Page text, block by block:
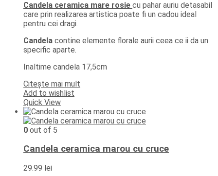
Candela ceramica mare rosie cu pahar auriu detasabil
care prin realizarea artistica poate fi un cadou ideal
pentru cei dragi.
Candela contine elemente florale aurii ceea ce ii da un
specific aparte.
Inaltime candela 17,5cm
Citește mai mult
Add to wishlist
Quick View
0 out of 5
Candela ceramica marou cu cruce
29.99 lei